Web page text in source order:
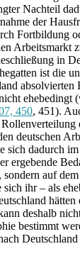
Nachteil
der
Fortbildung
Arbeitsmarkt
in
ist die
absolvierten
ehebedingt
450, 451).
deutschen
sich dadurch
ergebende
auf
ihr – als
deshalb
bestimmt
Deutschland